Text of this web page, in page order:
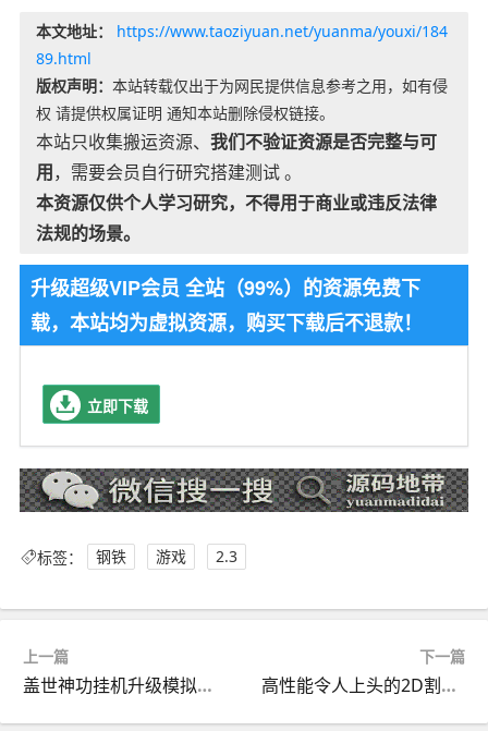
本文地址：
https://www.taoziyuan.net/yuanma/youxi/184
89.html
版权声明： 本站转载仅出于为网民提供信息参考之用，如有侵
权 请提供权属证明 通知本站删除侵权链接。
本站只收集搬运资源、 我们不验证资源是否完整与可
用，需要会员自行研究搭建测试 。
本资源仅供个人学习研究，不得用于商业或违反法律
法规的场景。
升级超级VIP会员 全站（99%）的资源免费下
载，本站均为虚拟资源，购买下载后不退款！
立即下载
标签： 钢铁 游戏 2.3
上一篇
盖世神功挂机升级模拟经营武侠小游戏源码cocos2.4.13
下一篇
高性能令人上头的2D割草游戏